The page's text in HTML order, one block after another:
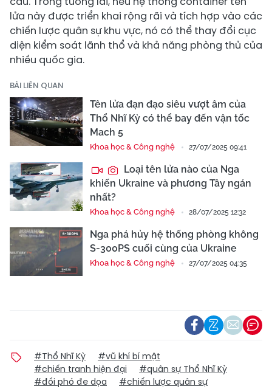
lửa này được triển khai rộng rãi và tích hợp vào các
chiến lược quân sự khu vực, nó có thể thay đổi cục
diện kiểm soát lãnh thổ và khả năng phòng thủ của
nhiều quốc gia.
BÀI LIÊN QUAN
Tên lửa đạn đạo siêu vượt âm của
Thổ Nhĩ Kỳ có thể bay đến vận tốc
Mach 5
Khoa học & Công nghệ 27/07/2025 09:41
Loại tên lửa nào của Nga
khiến Ukraine và phương Tây ngán
nhất?
Khoa học & Công nghệ 28/07/2025 12:32
Nga phá hủy hệ thống phòng không
S-300PS cuối cùng của Ukraine
Khoa học & Công nghệ 27/07/2025 04:35
#Thổ Nhĩ Kỳ
#vũ khí bí mật
#chiến tranh hiện đại
#quân sự Thổ Nhĩ Kỳ
#đối phó đe dọa
#chiến lược quân sự